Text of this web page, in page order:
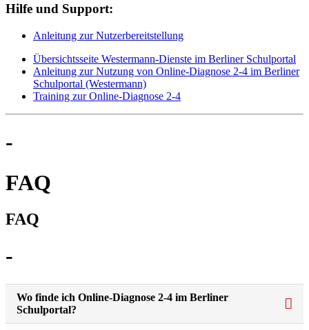
Hilfe und Support:
Anleitung zur Nutzerbereitstellung
Übersichtsseite Westermann-Dienste im Berliner Schulportal
Anleitung zur Nutzung von Online-Diagnose 2-4 im Berliner
Schulportal (Westermann)
Training zur Online-Diagnose 2-4
-
FAQ
FAQ
-
Wo finde ich Online-Diagnose 2-4 im Berliner
Schulportal?